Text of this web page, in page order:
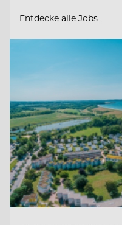
Entdecke alle Jobs